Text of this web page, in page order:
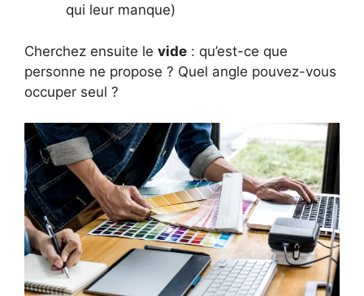
qui leur manque)
Cherchez ensuite le vide : qu’est-ce que
personne ne propose ? Quel angle pouvez-vous
occuper seul ?